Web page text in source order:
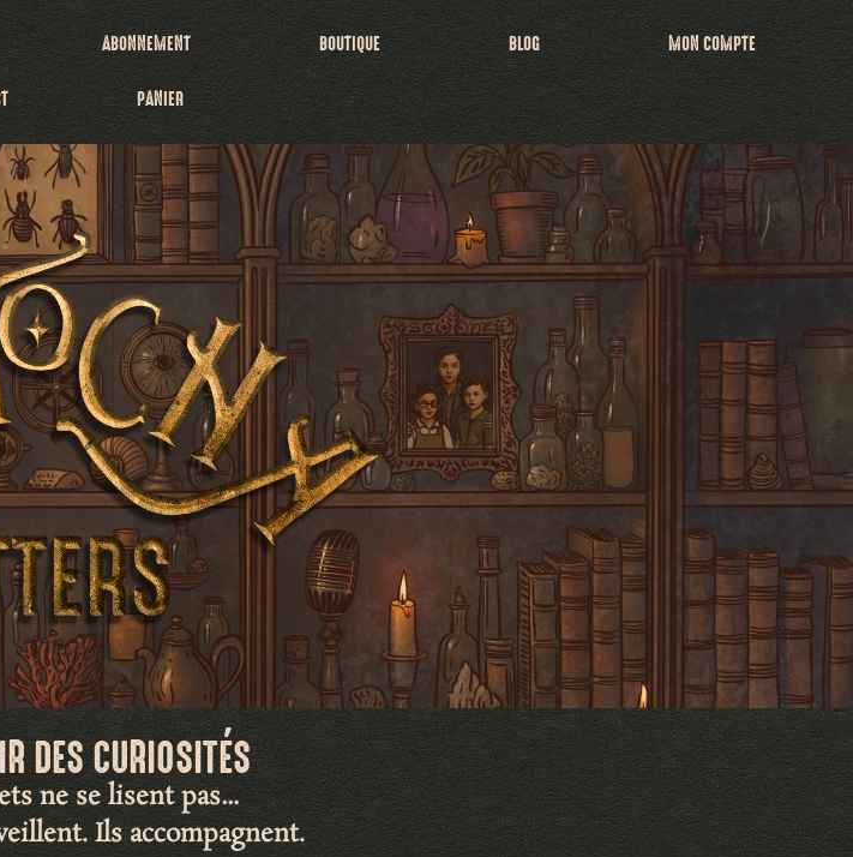
ABONNEMENT BOUTIQUE BLOG
MON COMPTE
PANIER
DES CURIOSITÉS
ne se lisent pas…
Ils accompagnent.